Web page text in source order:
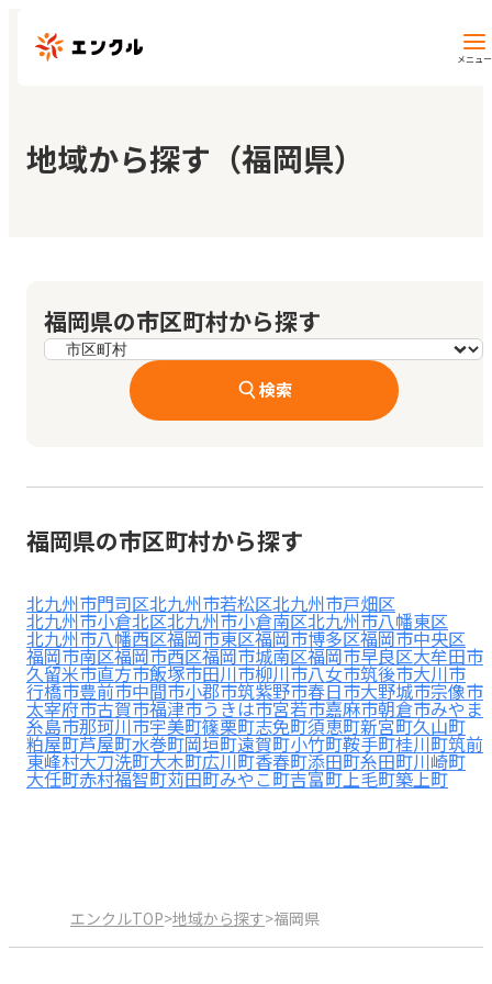
メニュー
保育園・幼稚園を探す
マイページ
閲覧履歴
見学日記
メッセージ
おすすめの園
エンクルの特徴と活用方法
コラム
お知らせ
地域から探す（福岡県）
福岡県の市区町村から探す
検索
福岡県の市区町村から探す
北九州市門司区北九州市若松区北九州市戸畑区
北九州市小倉北区北九州市小倉南区北九州市八幡東区
北九州市八幡西区福岡市東区福岡市博多区福岡市中央区
福岡市南区福岡市西区福岡市城南区福岡市早良区大牟田市
久留米市直方市飯塚市田川市柳川市八女市筑後市大川市
行橋市豊前市中間市小郡市筑紫野市春日市大野城市宗像市
太宰府市古賀市福津市うきは市宮若市嘉麻市朝倉市みやま
糸島市那珂川市宇美町篠栗町志免町須恵町新宮町久山町
粕屋町芦屋町水巻町岡垣町遠賀町小竹町鞍手町桂川町筑前
東峰村大刀洗町大木町広川町香春町添田町糸田町川崎町
大任町赤村福智町苅田町みやこ町吉富町上毛町築上町
エンクルTOP>地域から探す>福岡県